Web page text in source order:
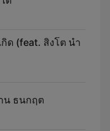
ด (feat. สิงโต นำ
น ธนกฤต